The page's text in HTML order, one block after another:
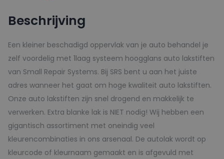
Beschrijving
Een kleiner beschadigd oppervlak van je auto behandel je
zelf voordelig met 1laag systeem hoogglans auto lakstiften
van Small Repair Systems. Bij SRS bent u aan het juiste
adres wanneer het gaat om hoge kwaliteit auto lakstiften.
Onze auto lakstiften zijn snel drogend en makkelijk te
verwerken. Extra blanke lak is NIET nodig! Wij hebben een
gigantisch assortiment met oneindig veel
kleurencombinaties in ons arsenaal. De autolak wordt op
kleurcode of kleurnaam gemaakt en is afgevuld met